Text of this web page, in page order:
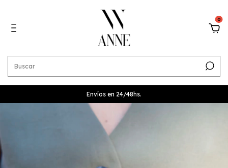
0
Envíos en 24/48hs.